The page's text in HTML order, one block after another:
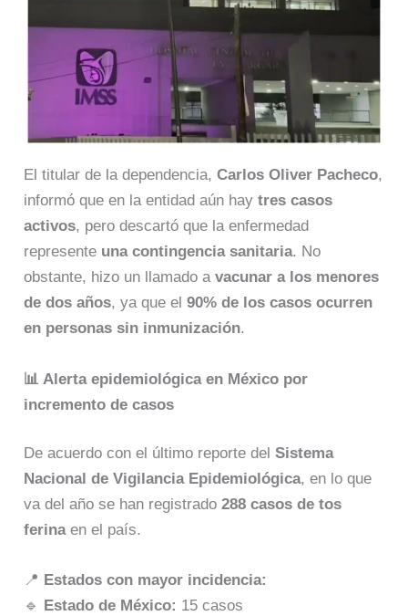
El titular de la dependencia,Carlos Oliver Pacheco,
informó que en la entidad aún haytres casos
activos, pero descartó que la enfermedad
represente una contingencia sanitaria. No
obstante, hizo un llamado avacunar a los menores
de dos años, ya que el90% de los casos ocurren
en personas sin inmunización.
📊 Alerta epidemiológica en México por
incremento de casos
De acuerdo con el último reporte delSistema
Nacional de Vigilancia Epidemiológica, en lo que
va del año se han registrado288 casos de tos
ferinaen el país.
📍 Estados con mayor incidencia:
🔹
Estado de México: 15 casos